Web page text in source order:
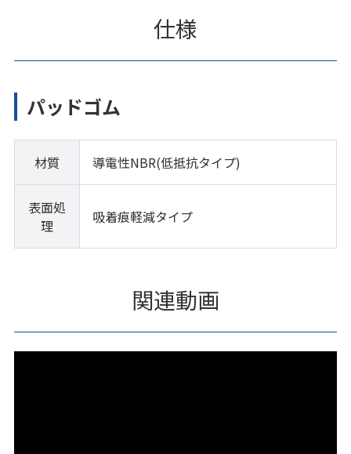
仕様
パッドゴム
材質 導電性NBR(低抵抗タイプ)
表面処
理
吸着痕軽減タイプ
関連動画